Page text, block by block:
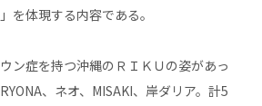
を体現する内容である。
ン症を持つ沖縄のＲＩＫＵの姿があっ
、ネオ、MISAKI、岸ダリア。計5